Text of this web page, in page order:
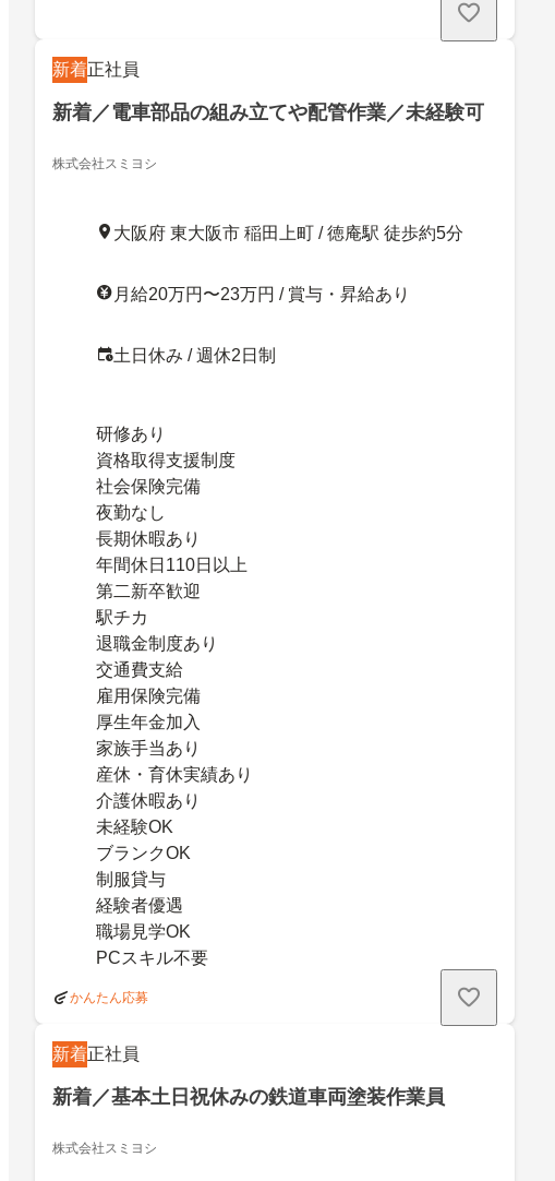
新着正社員
新着／電車部品の組み立てや配管作業／未経験可
株式会社スミヨシ
大阪府 東大阪市 稲田上町 / 徳庵駅 徒歩約5分
月給20万円〜23万円 / 賞与・昇給あり
土日休み / 週休2日制
研修あり
資格取得支援制度
社会保険完備
夜勤なし
長期休暇あり
年間休日110日以上
第二新卒歓迎
駅チカ
退職金制度あり
交通費支給
雇用保険完備
厚生年金加入
家族手当あり
産休・育休実績あり
介護休暇あり
未経験OK
ブランクOK
制服貸与
経験者優遇
職場見学OK
PCスキル不要
かんたん応募
新着正社員
新着／基本土日祝休みの鉄道車両塗装作業員
株式会社スミヨシ